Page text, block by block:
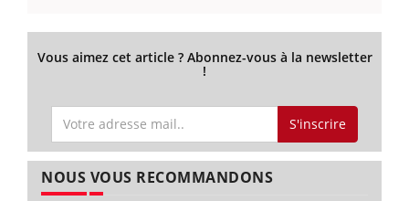
Vous aimez cet article ? Abonnez-vous à la newsletter
!
S'inscrire
NOUS VOUS RECOMMANDONS